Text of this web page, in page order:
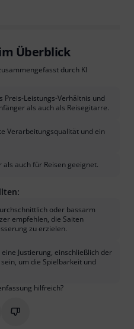
Überblick
durch KI
Leistungs-Verhältnis und
als auch als Reisegitarre.
Verarbeitungsqualität und ein
auch für Reisen geeignet.
oder bassarm
empfehlen, die Saiten
zu erzielen.
Justierung, einschließlich der
um die Spielbarkeit und
hilfreich?
Sie diese
Markieren Sie diese